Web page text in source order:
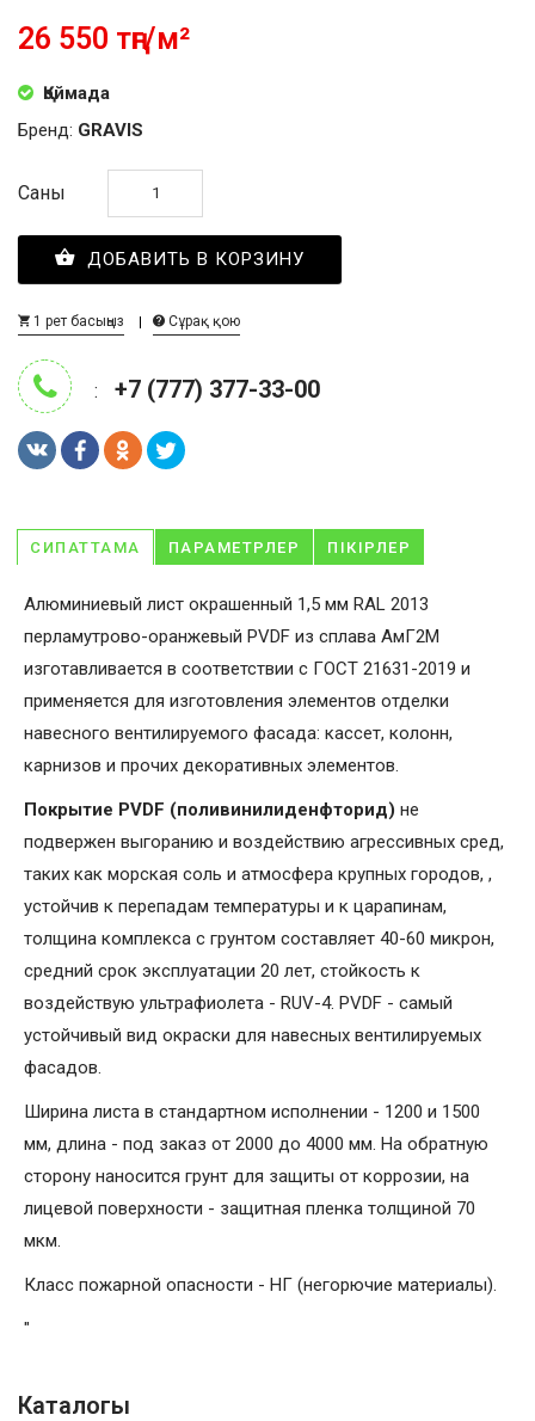
26 550 тңг/м²
Қоймада
Бренд: GRAVIS
Саны
ДОБАВИТЬ В КОРЗИНУ
1 рет басыңыз Сұрақ қою
: +7 (777) 377-33-00
СИПАТТАМА ПАРАМЕТРЛЕР ПІКІРЛЕР
Алюминиевый лист окрашенный 1,5 мм RAL 2013
перламутрово-оранжевый PVDF из сплава АмГ2М
изготавливается в соответствии с ГОСТ 21631-2019 и
применяется для изготовления элементов отделки
навесного вентилируемого фасада: кассет, колонн,
карнизов и прочих декоративных элементов.
Покрытие PVDF (поливинилиденфторид) не
подвержен выгоранию и воздействию агрессивных сред,
таких как морская соль и атмосфера крупных городов, ,
устойчив к перепадам температуры и к царапинам,
толщина комплекса с грунтом составляет 40-60 микрон,
средний срок эксплуатации 20 лет, стойкость к
воздействую ультрафиолета - RUV-4. PVDF - самый
устойчивый вид окраски для навесных вентилируемых
фасадов.
Ширина листа в стандартном исполнении - 1200 и 1500
мм, длина - под заказ от 2000 до 4000 мм. На обратную
сторону наносится грунт для защиты от коррозии, на
лицевой поверхности - защитная пленка толщиной 70
мкм.
Класс пожарной опасности - НГ (негорючие материалы).
"
Каталогы